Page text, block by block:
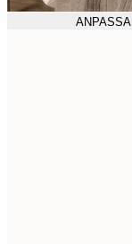
ANPASSA